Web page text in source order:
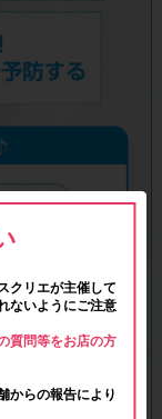
クリエが主催して
ないようにご注意
質問等をお店の方
からの報告により